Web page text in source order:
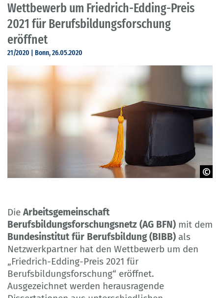
Wettbewerb um Friedrich-Edding-Preis
2021 für Berufsbildungsforschung
eröffnet
21/2020 | Bonn, 26.05.2020
Die Arbeitsgemeinschaft
Berufsbildungsforschungsnetz (AG BFN) mit dem
Bundesinstitut für Berufsbildung (BIBB) als
Netzwerkpartner hat den Wettbewerb um den
„Friedrich-Edding-Preis 2021 für
Berufsbildungsforschung“ eröffnet.
Ausgezeichnet werden herausragende